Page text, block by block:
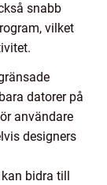
snabb
vilket
datorer på
användare
designers
bidra till